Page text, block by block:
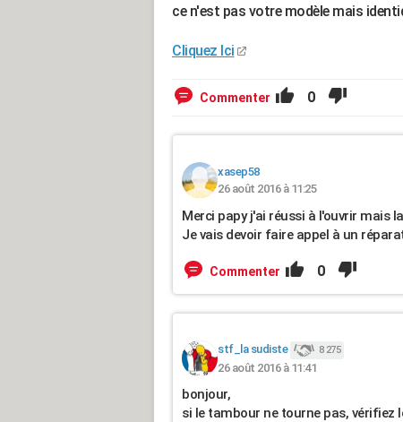
ce n'est pas votre modèle mais
Cliquez Ici
Commenter 0
xasep58
26 août 2016 à 11:25
Merci papy j'ai réussi à l'ouvrir mais
Je vais devoir faire appel à un
Commenter 0
stf_la sudiste 8 275
26 août 2016 à 11:41
bonjour,
si le tambour ne tourne pas, vérifiez